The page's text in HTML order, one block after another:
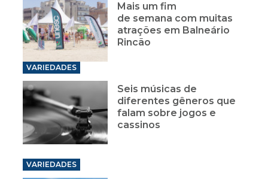
Mais um fim
de semana com muitas
atrações em Balneário
Rincão
VARIEDADES
Seis músicas de
diferentes gêneros que
falam sobre jogos e
cassinos
VARIEDADES